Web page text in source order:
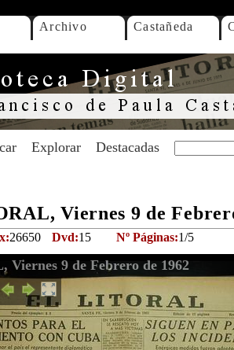
Archivo Castañeda
Explorar Destacadas
Viernes 9 de
26650 Dvd:15 Nº Páginas:1/5
9 de Febrero de 1962